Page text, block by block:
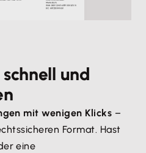
und
mit wenigen Klicks –
Format. Hast
eine